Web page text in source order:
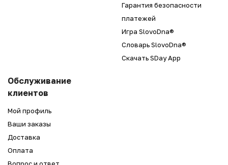
Гарантия безопасности
платежей
Игра SlovoDna®
Словарь SlovoDna®
Скачать SDay App
Обслуживание
клиентов
Мой профиль
Ваши заказы
Доставка
Оплата
Вопрос и ответ